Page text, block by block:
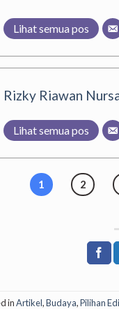
Lihat semua pos
Rizky Riawan
Lihat semua pos
1 2
inArtikel,Budaya,Pilihan